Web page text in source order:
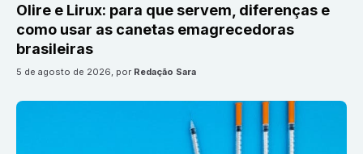
Olire e Lirux: para que servem, diferenças e
como usar as canetas emagrecedoras
brasileiras
5 de agosto de 2026, por Redação Sara